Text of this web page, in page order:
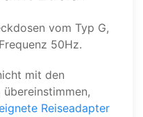
vom Typ G,
50Hz.
mit den
Reiseadapter